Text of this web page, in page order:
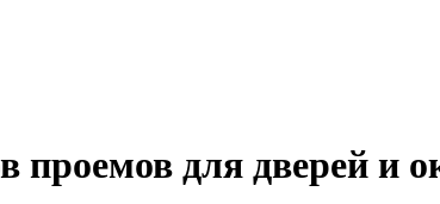
проемов для дверей и